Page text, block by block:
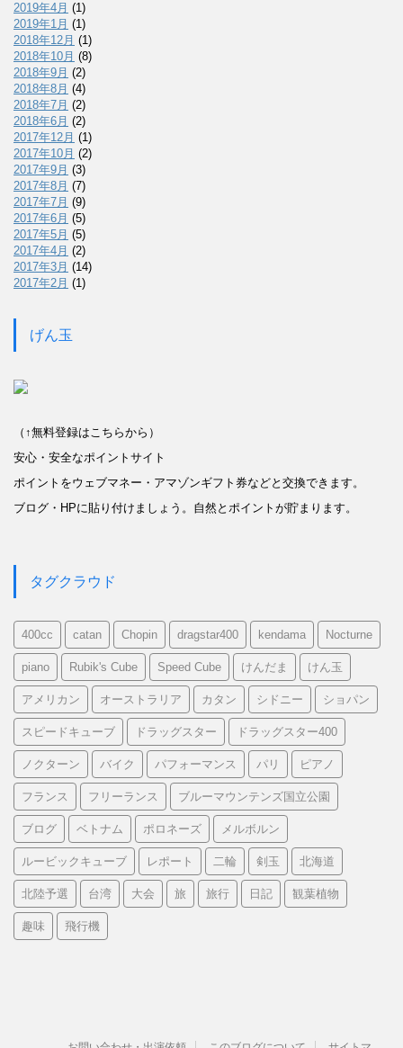
2019年4月 (1)
2019年1月 (1)
2018年12月 (1)
2018年10月 (8)
2018年9月 (2)
2018年8月 (4)
2018年7月 (2)
2018年6月 (2)
2017年12月 (1)
2017年10月 (2)
2017年9月 (3)
2017年8月 (7)
2017年7月 (9)
2017年6月 (5)
2017年5月 (5)
2017年4月 (2)
2017年3月 (14)
2017年2月 (1)
げん玉
（↑無料登録はこちらから）
安心・安全なポイントサイト
ポイントをウェブマネー・アマゾンギフト券などと交換できます。
ブログ・HPに貼り付けましょう。自然とポイントが貯まります。
タグクラウド
400cc catan Chopin dragstar400 kendama Nocturne
piano Rubik's Cube Speed Cube けんだま けん玉
アメリカン オーストラリア カタン シドニー ショパン
スピードキューブ ドラッグスター ドラッグスター400
ノクターン バイク パフォーマンス パリ ピアノ
フランス フリーランス ブルーマウンテンズ国立公園
ブログ ベトナム ポロネーズ メルボルン
ルービックキューブ レポート 二輪 剣玉 北海道
北陸予選 台湾 大会 旅 旅行 日記 観葉植物
趣味 飛行機